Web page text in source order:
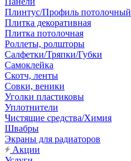
Плинтус/Профиль потолочный
Плитка декоративная
Плитка потолочная
Роллеты, ролшторы
Салфетки/Тряпки/Губки
Самоклейка
Скотч, ленты
Совки, веники
Уголки пластиковы
Уплотнители
Чистящие средства/Химия
Швабры
Экраны для радиаторов
Акции